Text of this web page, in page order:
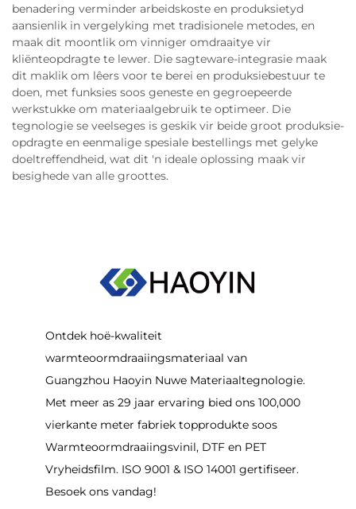
benadering verminder arbeidskoste en produksietyd
aansienlik in vergelyking met tradisionele metodes, en
maak dit moontlik om vinniger omdraaitye vir
kliënteopdragte te lewer. Die sagteware-integrasie maak
dit maklik om lêers voor te berei en produksiebestuur te
doen, met funksies soos geneste en gegroepeerde
werkstukke om materiaalgebruik te optimeer. Die
tegnologie se veelseges is geskik vir beide groot produksie-
opdragte en eenmalige spesiale bestellings met gelyke
doeltreffendheid, wat dit 'n ideale oplossing maak vir
besighede van alle groottes.
Ontdek hoë-kwaliteit
warmteoormdraaiingsmateriaal van
Guangzhou Haoyin Nuwe Materiaaltegnologie.
Met meer as 29 jaar ervaring bied ons 100,000
vierkante meter fabriek topprodukte soos
Warmteoormdraaiingsvinil, DTF en PET
Vryheidsfilm. ISO 9001 & ISO 14001 gertifiseer.
Besoek ons vandag!